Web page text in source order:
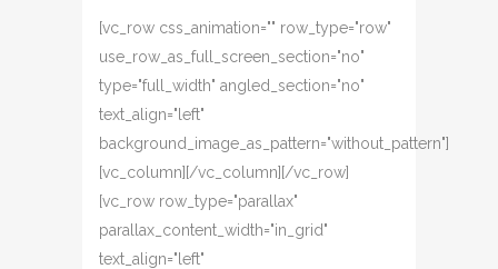
[vc_row css_animation="" row_type="row"
use_row_as_full_screen_section="no"
type="full_width" angled_section="no"
text_align="left"
background_image_as_pattern="without_pattern"]
[vc_column][/vc_column][/vc_row]
[vc_row row_type="parallax"
parallax_content_width="in_grid"
text_align="left"